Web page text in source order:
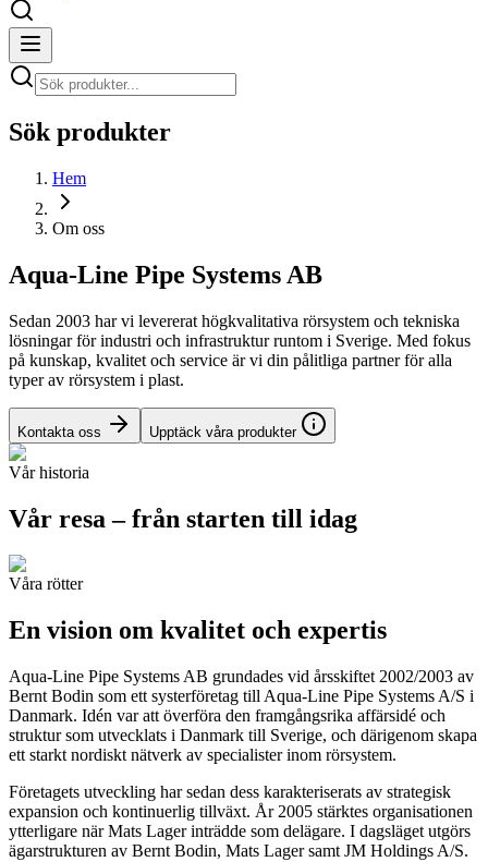
Sök produkter
Hem
Om oss
Aqua-Line Pipe Systems AB
Sedan 2003 har vi levererat högkvalitativa rörsystem och tekniska
lösningar för industri och infrastruktur runtom i Sverige. Med fokus
på kunskap, kvalitet och service är vi din pålitliga partner för alla
typer av rörsystem i plast.
Kontakta oss Upptäck våra produkter
Vår historia
Vår resa – från starten till idag
Våra rötter
En vision om kvalitet och expertis
Aqua-Line Pipe Systems AB grundades vid årsskiftet 2002/2003 av
Bernt Bodin som ett systerföretag till Aqua-Line Pipe Systems A/S i
Danmark. Idén var att överföra den framgångsrika affärsidé och
struktur som utvecklats i Danmark till Sverige, och därigenom skapa
ett starkt nordiskt nätverk av specialister inom rörsystem.
Företagets utveckling har sedan dess karakteriserats av strategisk
expansion och kontinuerlig tillväxt. År 2005 stärktes organisationen
ytterligare när Mats Lager inträdde som delägare. I dagsläget utgörs
ägarstrukturen av Bernt Bodin, Mats Lager samt JM Holdings A/S.